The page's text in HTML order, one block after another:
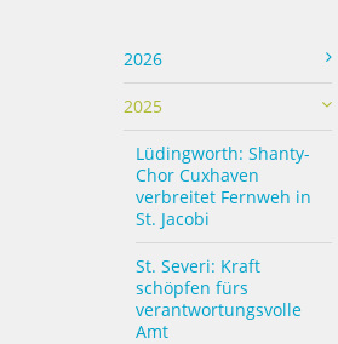
2026
2025
Lüdingworth: Shanty-
Chor Cuxhaven
verbreitet Fernweh in
St. Jacobi
St. Severi: Kraft
schöpfen fürs
verantwortungsvolle
Amt